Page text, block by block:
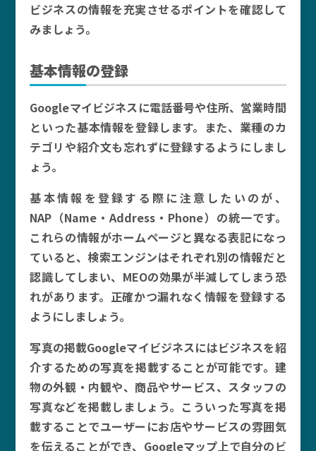
ビジネスの情報を充実させるポイントを確認して
みましょう。
基本情報の登録
Googleマイビジネスに電話番号や住所、営業時間
といった基本情報を登録します。また、業種のカ
テゴリや紹介文も忘れずに登録するようにしまし
ょう。
基本情報を登録する際に注意したいのが、
NAP（Name・Address・Phone）の統一です。
これらの情報がホームページと異なる表記になっ
ていると、検索エンジンはそれぞれ別の情報だと
認識してしまい、MEOの効果が半減してしまう恐
れがあります。正確かつ漏れなく情報を登録する
ようにしましょう。
写真の掲載Googleマイビジネスにはビジネスを紹
介するための写真を掲載することが可能です。建
物の外観・内観や、商品やサービス、スタッフの
写真などを掲載しましょう。こういった写真を掲
載することでユーザーにお店やサービスの雰囲気
を伝えることができ、Googleマップ上で自分のビ